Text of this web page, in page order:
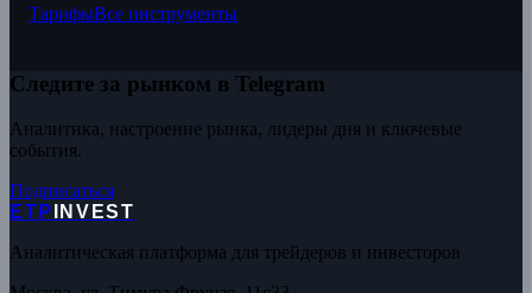
ТарифыВсе инструменты
Следите за рынком в Telegram
Аналитика, настроение рынка, лидеры дня и ключевые
события.
Подписаться
ETP
INVEST
Аналитическая платформа для трейдеров и инвесторов